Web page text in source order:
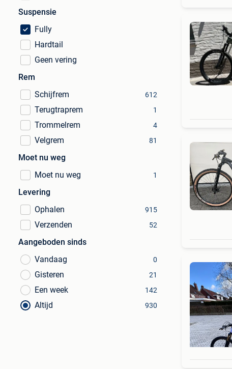
Suspensie
Fully
Hardtail
Geen vering
Rem
Schijfrem
612
Terugtraprem 1
Trommelrem 4
Velgrem 81
Moet nu weg
Moet nu weg
1
Levering
Ophalen
915
Verzenden 52
Aangeboden sinds
Vandaag
0
Gisteren 21
Een week 142
Altijd 930